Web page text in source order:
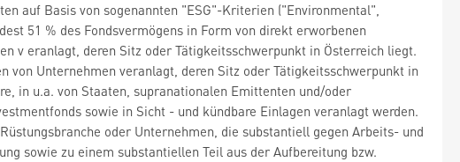
auf Basis von sogenannten "ESG"-Kriterien ("Environmental",
51 % des Fondsvermögens in Form von direkt erworbenen
v eranlagt, deren Sitz oder Tätigkeitsschwerpunkt in Österreich liegt.
Unternehmen veranlagt, deren Sitz oder Tätigkeitsschwerpunkt in
in u.a. von Staaten, supranationalen Emittenten und/oder
sowie in Sicht - und kündbare Einlagen veranlagt werden.
oder Unternehmen, die substantiell gegen Arbeits- und
sowie zu einem substantiellen Teil aus der Aufbereitung bzw.